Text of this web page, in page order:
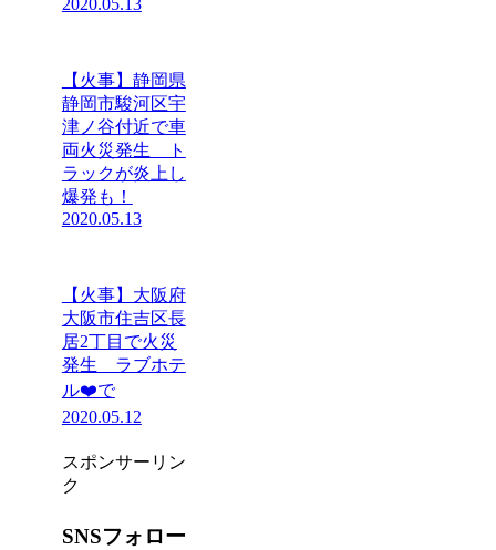
【火事】静岡県
静岡市駿河区宇
津ノ谷付近で車
両火災発生 ト
ラックが炎上し
爆発も！
2020.05.13
【火事】大阪府
大阪市住吉区長
居2丁目で火災
発生 ラブホテ
ル❤️で
2020.05.12
スポンサーリン
ク
SNSフォロー